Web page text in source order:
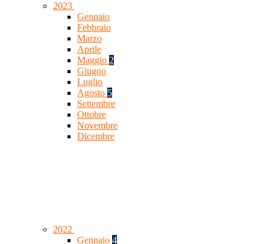
2023
Gennaio
Febbraio
Marzo
Aprile
Maggio 2
Giugno
Luglio
Agosto 5
Settembre
Ottobre
Novembre
Dicembre
2022
Gennaio 4